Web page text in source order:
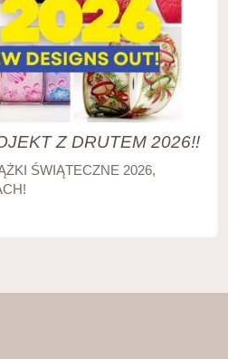
Z DRUTEM 2026!!
ŚWIĄTECZNE 2026,